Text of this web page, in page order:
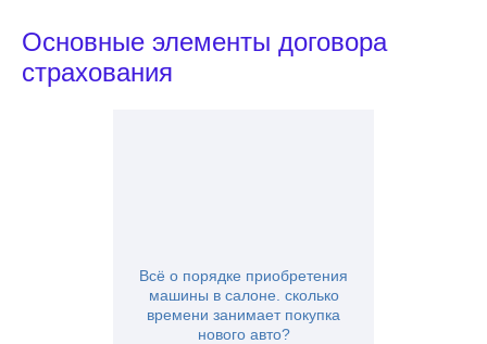
Основные элементы договора
страхования
Всё о порядке приобретения
машины в салоне. сколько
времени занимает покупка
нового авто?